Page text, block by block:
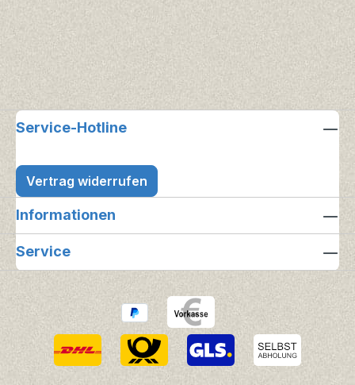
Service-Hotline
Vertrag widerrufen
Informationen
Service